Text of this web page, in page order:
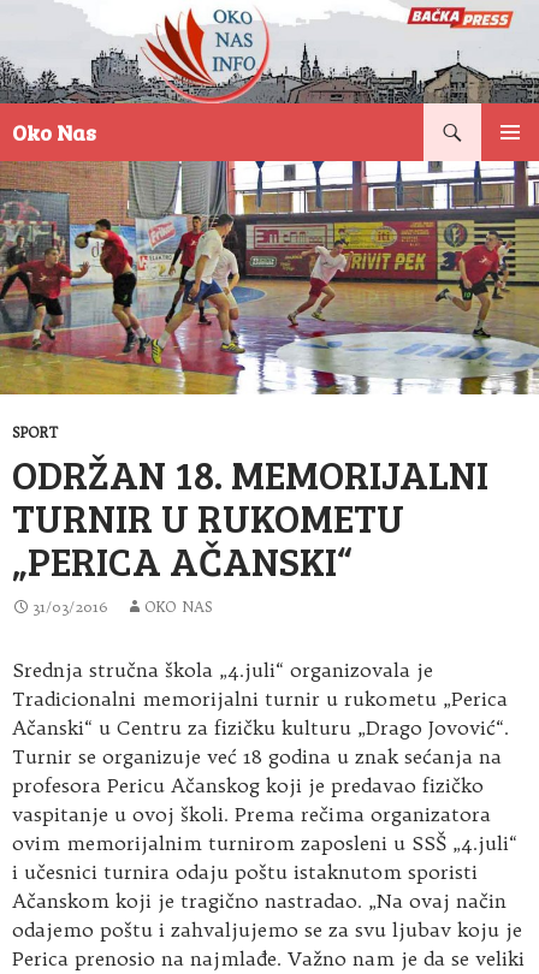
Oko Nas
NA
SADRŽAJ
SPORT
ODRŽAN 18. MEMORIJALNI
TURNIR U RUKOMETU
„PERICA AČANSKI“
31/03/2016 OKO NAS
Srednja stručna škola „4.juli“ organizovala je
Tradicionalni memorijalni turnir u rukometu „Perica
Ačanski“ u Centru za fizičku kulturu „Drago Jovović“.
Turnir se organizuje već 18 godina u znak sećanja na
profesora Pericu Ačanskog koji je predavao fizičko
vaspitanje u ovoj školi. Prema rečima organizatora
ovim memorijalnim turnirom zaposleni u SSŠ „4.juli“
i učesnici turnira odaju poštu istaknutom sporisti
Ačanskom koji je tragično nastradao. „Na ovaj način
odajemo poštu i zahvaljujemo se za svu ljubav koju je
Perica prenosio na najmlađe. Važno nam je da se veliki